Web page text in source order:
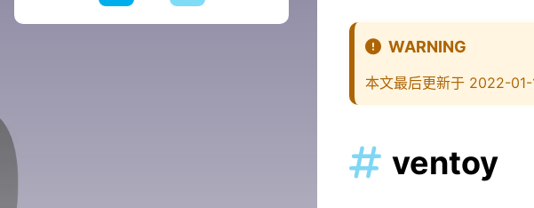
WARNING
本文最后更新于 2022-01-
 ventoy